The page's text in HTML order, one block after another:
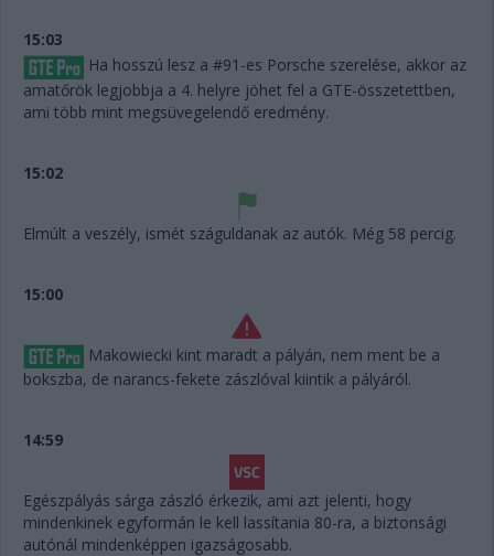
15:03
Ha hosszú lesz a #91-es Porsche szerelése, akkor az
amatőrök legjobbja a 4. helyre jöhet fel a GTE-összetettben,
ami több mint megsüvegelendő eredmény.
15:02
Elmúlt a veszély, ismét száguldanak az autók. Még 58 percig.
15:00
Makowiecki kint maradt a pályán, nem ment be a
bokszba, de narancs-fekete zászlóval kiintik a pályáról.
14:59
Egészpályás sárga zászló érkezik, ami azt jelenti, hogy
mindenkinek egyformán le kell lassítania 80-ra, a biztonsági
autónál mindenképpen igazságosabb.